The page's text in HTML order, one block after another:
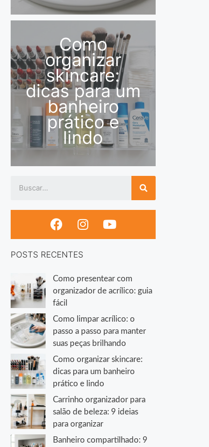
Como
organizar
skincare:
dicas para um
banheiro
prático e
lindo
POSTS RECENTES
Como presentear com
organizador de acrílico: guia
fácil
Como limpar acrílico: o
passo a passo para manter
suas peças brilhando
Como organizar skincare:
dicas para um banheiro
prático e lindo
Carrinho organizador para
salão de beleza: 9 ideias
para organizar
Banheiro compartilhado: 9